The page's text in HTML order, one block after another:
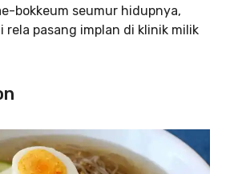
bokkeum seumur hidupnya,
rela pasang implan di klinik milik